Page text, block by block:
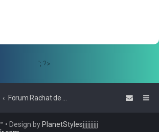
'; ?>
™ • Design byPlanetStylesjjjjjjjjjj